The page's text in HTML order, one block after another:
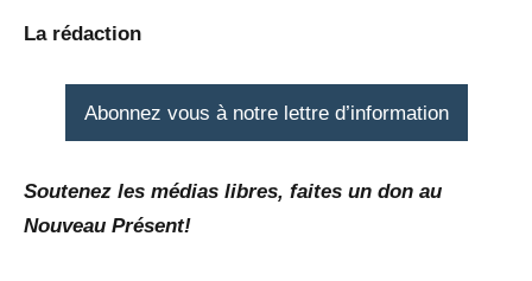
La rédaction
Abonnez vous à notre lettre d’information
Soutenez les médias libres, faites un don au
Nouveau Présent!